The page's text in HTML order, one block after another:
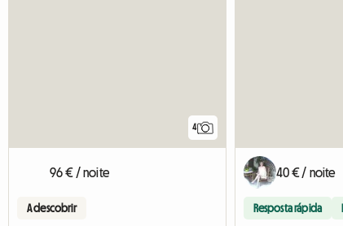
4
96 € / noite
A descobrir
40 € / noite
Resposta rápida